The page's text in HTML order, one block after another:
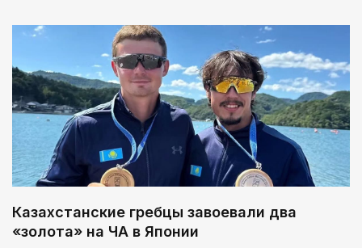
Казахстанские гребцы завоевали два
«золота» на ЧА в Японии